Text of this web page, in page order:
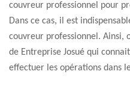
couvreur professionnel pour
Dans ce cas, il est
couvreur professionnel. Ainsi,
de Entreprise Josué qui
effectuer les opérations dans